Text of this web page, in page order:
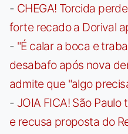
- CHEGA! Torcida
forte recado a Dorival
- "É calar a boca e
desabafo após nova
admite que "algo
- JOIA FICA! São
e recusa proposta do